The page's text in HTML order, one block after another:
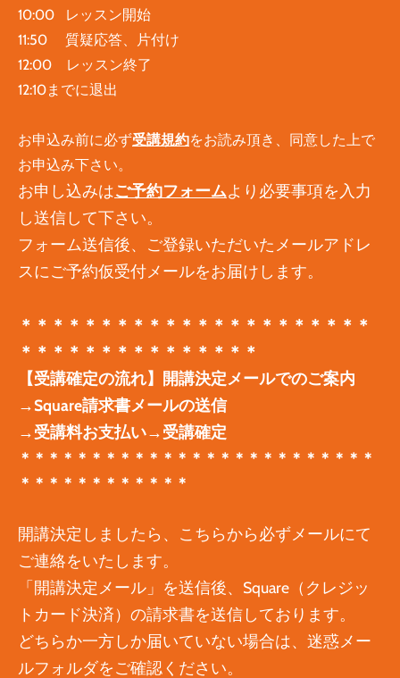
10:00 レッスン開始
11:50 質疑応答、片付け
12:00 レッスン終了
12:10までに退出
お申込み前に必ず受講規約をお読み頂き、同意した上で
お申込み下さい。
お申し込みはご予約フォームより必要事項を入力
し送信して下さい。
フォーム送信後、ご登録いただいたメールアドレ
スにご予約仮受付メールをお届けします。
＊＊＊＊＊＊＊＊＊＊＊＊＊＊＊＊＊＊＊＊＊＊
＊＊＊＊＊＊＊＊＊＊＊＊＊＊＊
【受講確定の流れ】開講決定メールでのご案内
→Square請求書メールの送信
→受講料お支払い→受講確定
＊＊＊＊＊＊＊＊＊＊＊＊＊＊＊＊＊＊＊＊＊＊＊＊＊
＊＊＊＊＊＊＊＊＊＊＊＊
​​開講決定しましたら、こちらから必ずメールにて
ご連絡をいたします。
「開講決定メール」を送信後、Square（クレジッ
トカード決済）の請求書を送信しております。
どちらか一方しか届いていない場合は、迷惑メー
ルフォルダをご確認ください。